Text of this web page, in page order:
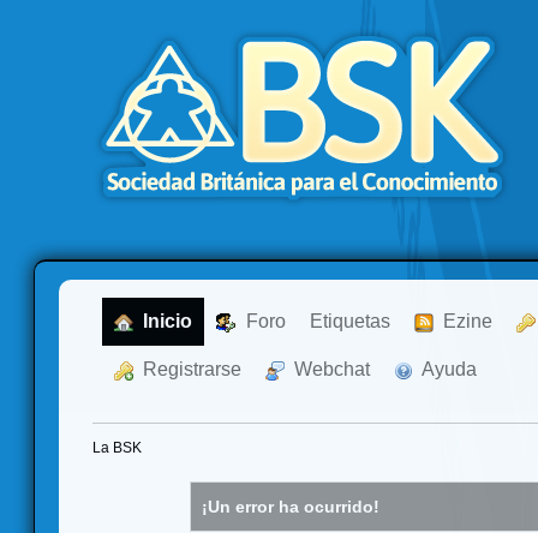
Inicio Foro Etiquetas Ezine
Registrarse Webchat Ayuda
La BSK
¡Un error ha ocurrido!